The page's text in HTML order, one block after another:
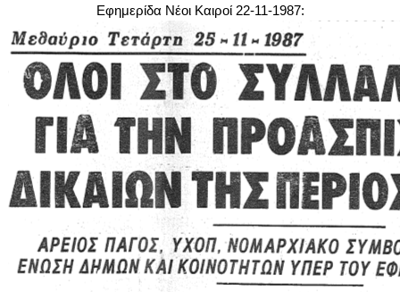
Εφημερίδα Νέοι Καιροί 22-11-1987: